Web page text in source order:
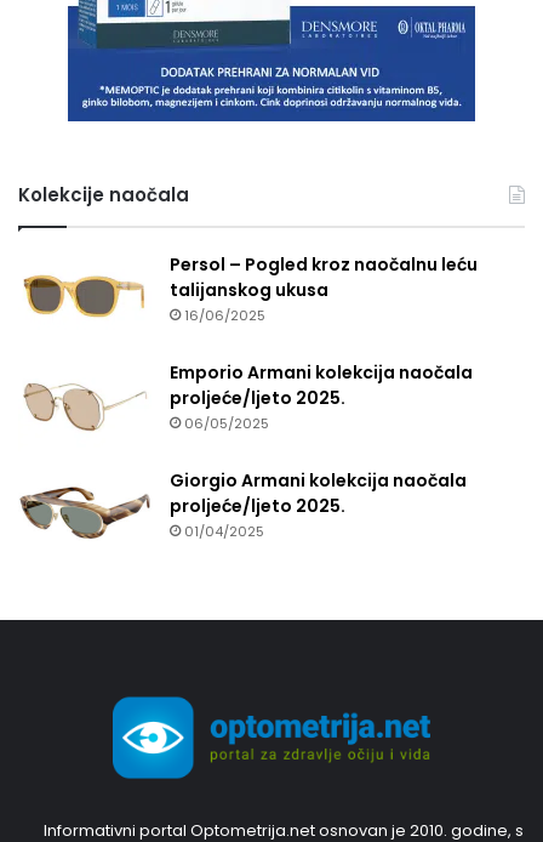
Kolekcije naočala
Persol – Pogled kroz naočalnu leću
talijanskog ukusa
16/06/2025
Emporio Armani kolekcija naočala
proljeće/ljeto 2025.
06/05/2025
Giorgio Armani kolekcija naočala
proljeće/ljeto 2025.
01/04/2025
Informativni portal Optometrija.net osnovan je 2010. godine, s